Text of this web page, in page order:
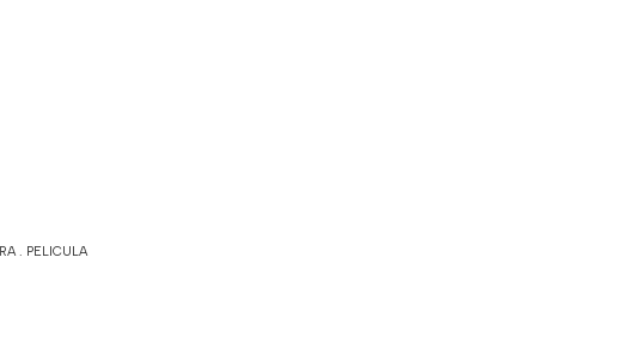
. PELICULA